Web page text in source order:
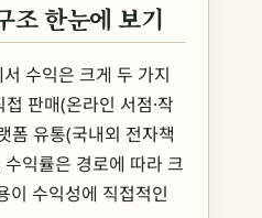
조 한눈에 보기
수익은 크게 두 가지
판매(온라인 서점·작
폼 유통(국내외 전자책
익률은 경로에 따라 크
이 수익성에 직접적인